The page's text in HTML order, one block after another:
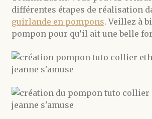
différentes étapes de réalisation
guirlande en pompons. Veillez à
pompon pour qu’il ait une belle